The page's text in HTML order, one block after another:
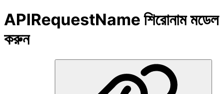
APIRequestName শিরোনাম মডেল
করুন